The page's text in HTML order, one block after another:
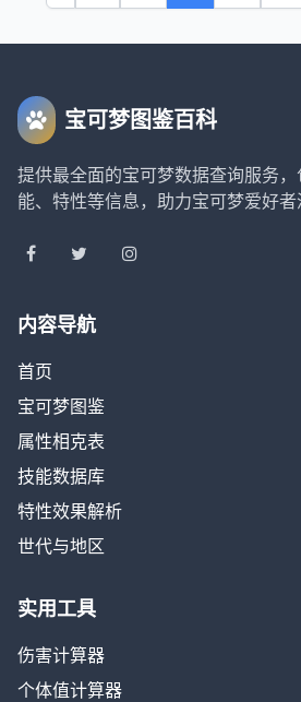
宝可梦图鉴百科
提供最全面的宝可梦数据查询服务
能、特性等信息，助力宝可梦爱好者
内容导航
首页
宝可梦图鉴
属性相克表
技能数据库
特性效果解析
世代与地区
实用工具
伤害计算器
个体值计算器